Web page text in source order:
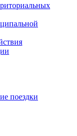
поездки